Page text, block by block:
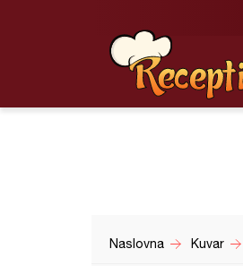
Naslovna Kuvar